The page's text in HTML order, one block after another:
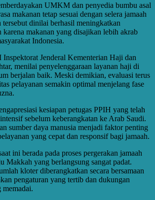
UMKM dan penyedia bumbu asal
makanan tetap sesuai dengan selera jamaah
dinilai berhasil meningkatkan
karena makanan yang disajikan lebih akrab
Indonesia.
Jenderal Kementerian Haji dan
menilai penyelenggaraan layanan haji di
berjalan baik. Meski demikian, evaluasi terus
pelayanan semakin optimal menjelang fase
kesiapan petugas PPIH yang telah
sebelum keberangkatan ke Arab Saudi.
sumber daya manusia menjadi faktor penting
yang cepat dan responsif bagi jamaah.
ini berada pada proses pergerakan jamaah
Makkah yang berlangsung sangat padat.
kloter diberangkatkan secara bersamaan
pengaturan yang tertib dan dukungan
memadai.